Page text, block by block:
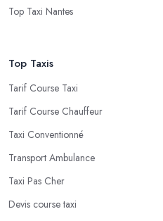
Top Taxi Nantes
Top Taxis
Tarif Course Taxi
Tarif Course Chauffeur
Taxi Conventionné
Transport Ambulance
Taxi Pas Cher
Devis course taxi